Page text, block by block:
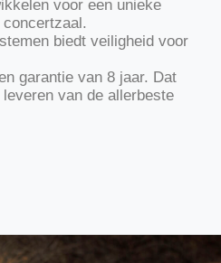
voor een unieke
biedt veiligheid voor
garantie van 8 jaar. Dat
van de allerbeste